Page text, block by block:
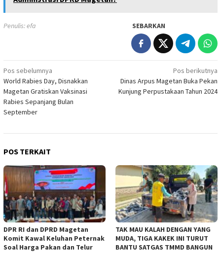
Penulis: efa SEBARKAN
Navigasi
pos
Pos sebelumnya
World Rabies Day, Disnakkan
Magetan Gratiskan Vaksinasi
Rabies Sepanjang Bulan
September
Pos berikutnya
Dinas Arpus Magetan Buka Pekan
Kunjung Perpustakaan Tahun 2024
POS TERKAIT
DPR RI dan DPRD Magetan
Komit Kawal Keluhan Peternak
Soal Harga Pakan dan Telur
TAK MAU KALAH DENGAN YANG
MUDA, TIGA KAKEK INI TURUT
BANTU SATGAS TMMD BANGUN